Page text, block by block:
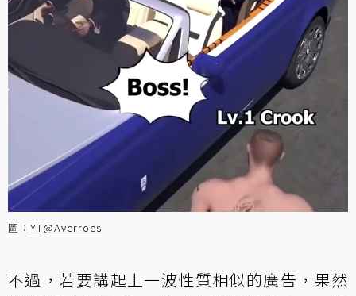
圖： YT@Averroes
不過，若要講起上一波性質相似的廣告，果然